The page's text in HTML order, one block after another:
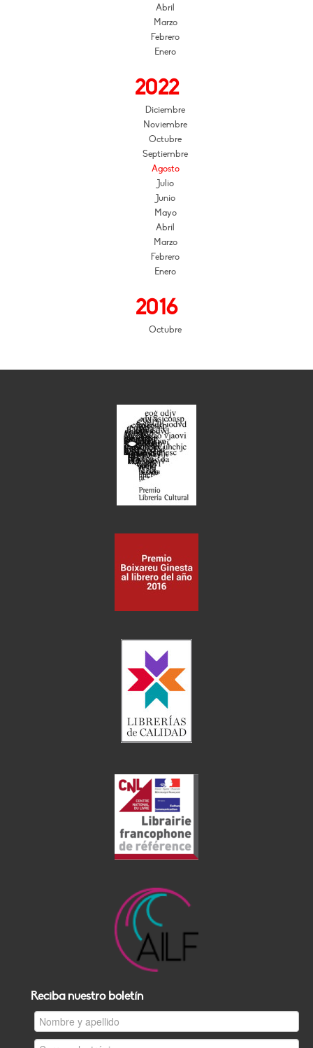
Abril
Marzo
Febrero
Enero
2022
Diciembre
Noviembre
Octubre
Septiembre
Agosto
Julio
Junio
Mayo
Abril
Marzo
Febrero
Enero
2016
Octubre
Reciba nuestro boletín